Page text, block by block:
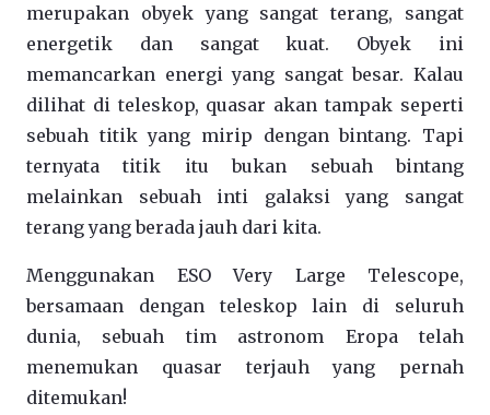
merupakan obyek yang sangat terang, sangat
energetik dan sangat kuat. Obyek ini
memancarkan energi yang sangat besar. Kalau
dilihat di teleskop, quasar akan tampak seperti
sebuah titik yang mirip dengan bintang. Tapi
ternyata titik itu bukan sebuah bintang
melainkan sebuah inti galaksi yang sangat
terang yang berada jauh dari kita.
Menggunakan ESO Very Large Telescope,
bersamaan dengan teleskop lain di seluruh
dunia, sebuah tim astronom Eropa telah
menemukan quasar terjauh yang pernah
ditemukan!